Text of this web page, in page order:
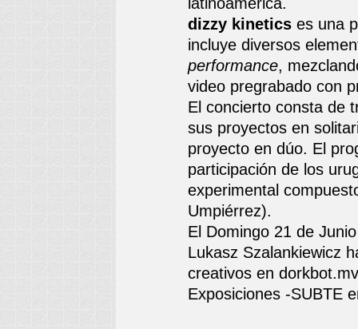
dizzy kinetics es una
incluye diversos
performance,
video pregrabado con
El concierto consta de
sus proyectos en
proyecto en dúo. El
participación de los
experimental
Umpiérrez).
El Domingo 21 de
Lukasz Szalankiewicz
creativos en
Exposiciones -SUBTE